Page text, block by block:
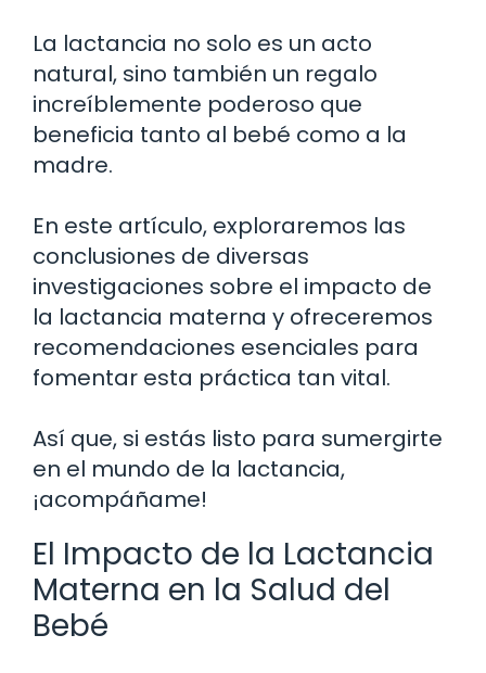
La lactancia no solo es un acto
natural, sino también un regalo
increíblemente poderoso que
beneficia tanto al bebé como a la
madre.
En este artículo, exploraremos las
conclusiones de diversas
investigaciones sobre el impacto de
la lactancia materna y ofreceremos
recomendaciones esenciales para
fomentar esta práctica tan vital.
Así que, si estás listo para sumergirte
en el mundo de la lactancia,
¡acompáñame!
El Impacto de la Lactancia
Materna en la Salud del
Bebé